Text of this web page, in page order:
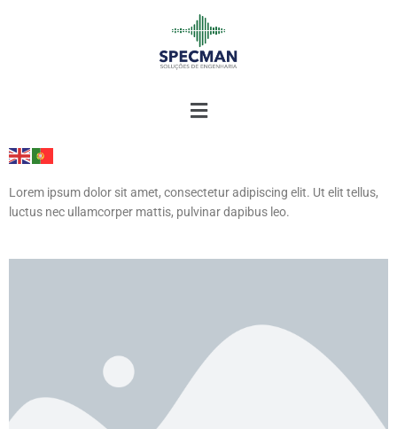
Lorem ipsum dolor sit amet, consectetur adipiscing elit. Ut elit tellus,
luctus nec ullamcorper mattis, pulvinar dapibus leo.